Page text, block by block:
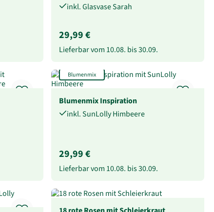
inkl. Glasvase Sarah
29,99 €
Lieferbar vom 10.08. bis30.09.
Blumenmix
Blumenmix Inspiration
inkl. SunLolly Himbeere
29,99 €
Lieferbar vom 10.08. bis30.09.